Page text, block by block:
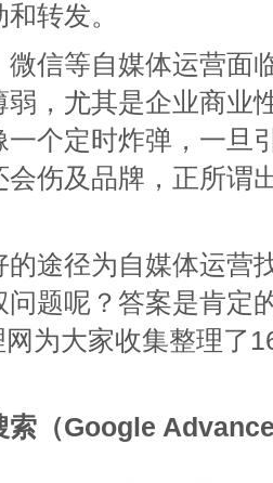
转发。
微信等自媒体运营面
弱，尤其是企业商业
一个定时炸弹，一旦
会伤及品牌，正所谓
的途径为自媒体运营
问题呢？答案是肯定
为大家收集整理了
索（Google